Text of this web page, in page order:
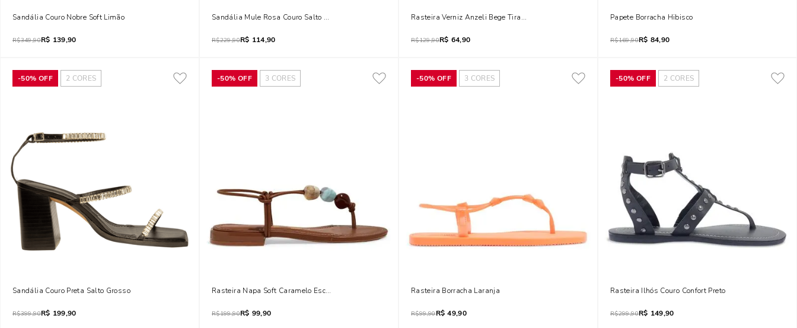
Sandália Couro Nobre Soft Limão
R$349,90R$ 139,90
Sandália Mule Rosa Couro Salto Baixo Bloco
R$229,90R$ 114,90
Rasteira Verniz Anzeli Bege Tiras Finas
R$129,90R$ 64,90
Papete Borracha Hibisco
R$169,90R$ 84,90
-50% OFF 2 CORES
Sandália Couro Preta Salto Grosso
R$399,90R$ 199,90
-50% OFF 3 CORES
Rasteira Napa Soft Caramelo Escuro
R$199,90R$ 99,90
-50% OFF 3 CORES
Rasteira Borracha Laranja
R$99,90R$ 49,90
-50% OFF 2 CORES
Rasteira Ilhós Couro Confort Preto
R$299,90R$ 149,90